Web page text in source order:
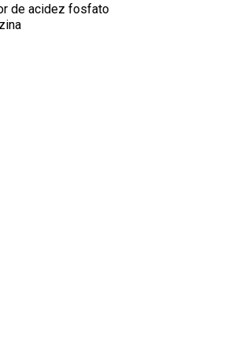
de acidez fosfato